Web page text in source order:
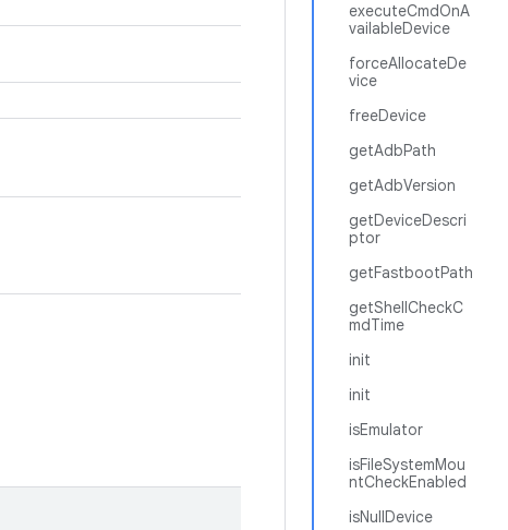
executeCmdOnA
vailableDevice
forceAllocateDe
vice
freeDevice
getAdbPath
getAdbVersion
getDeviceDescri
ptor
getFastbootPath
getShellCheckC
mdTime
init
init
isEmulator
isFileSystemMou
ntCheckEnabled
isNullDevice